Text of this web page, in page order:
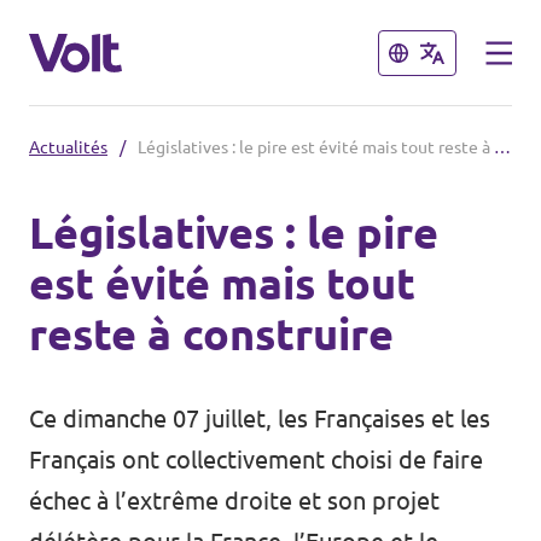
Fermer
Nos élections
Carte des régions
Volt Lille
Volt Strasbourg
Fermer
Politiques
À propos de Volt
Personnes
Actualités
Actualités / Législatives : le pire est évité mais tout reste à construire
Législatives : le pire
est évité mais tout
reste à construire
Ce dimanche 07 juillet, les Françaises et les
Français ont collectivement choisi de faire
échec à l’extrême droite et son projet